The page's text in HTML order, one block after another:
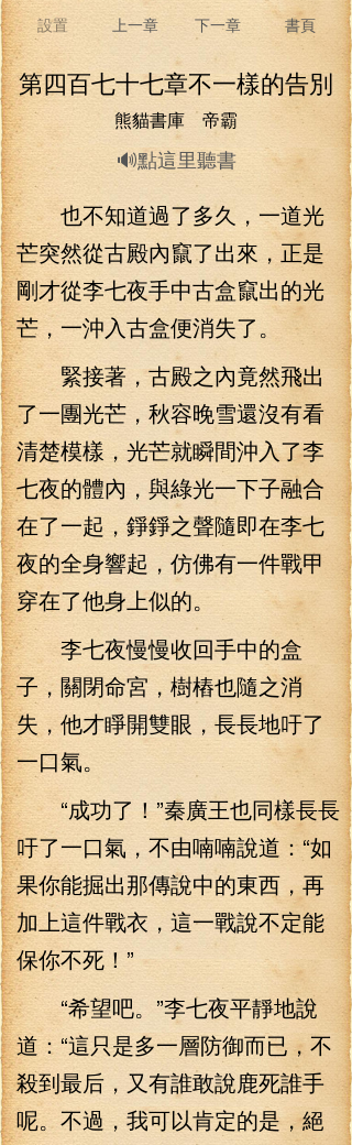
設置 上一章 下一章 書頁
第四百七十七章不一樣的告別
熊貓書庫 帝霸
🔊點這里聽書
也不知道過了多久，一道光
芒突然從古殿內竄了出來，正是
剛才從李七夜手中古盒竄出的光
芒，一沖入古盒便消失了。
緊接著，古殿之內竟然飛出
了一團光芒，秋容晚雪還沒有看
清楚模樣，光芒就瞬間沖入了李
七夜的體內，與綠光一下子融合
在了一起，錚錚之聲隨即在李七
夜的全身響起，仿佛有一件戰甲
穿在了他身上似的。
李七夜慢慢收回手中的盒
子，關閉命宮，樹樁也隨之消
失，他才睜開雙眼，長長地吁了
一口氣。
“成功了！”秦廣王也同樣長長
吁了一口氣，不由喃喃說道：“如
果你能掘出那傳說中的東西，再
加上這件戰衣，這一戰說不定能
保你不死！”
“希望吧。”李七夜平靜地說
道：“這只是多一層防御而已，不
殺到最后，又有誰敢說鹿死誰手
呢。不過，我可以肯定的是，絕